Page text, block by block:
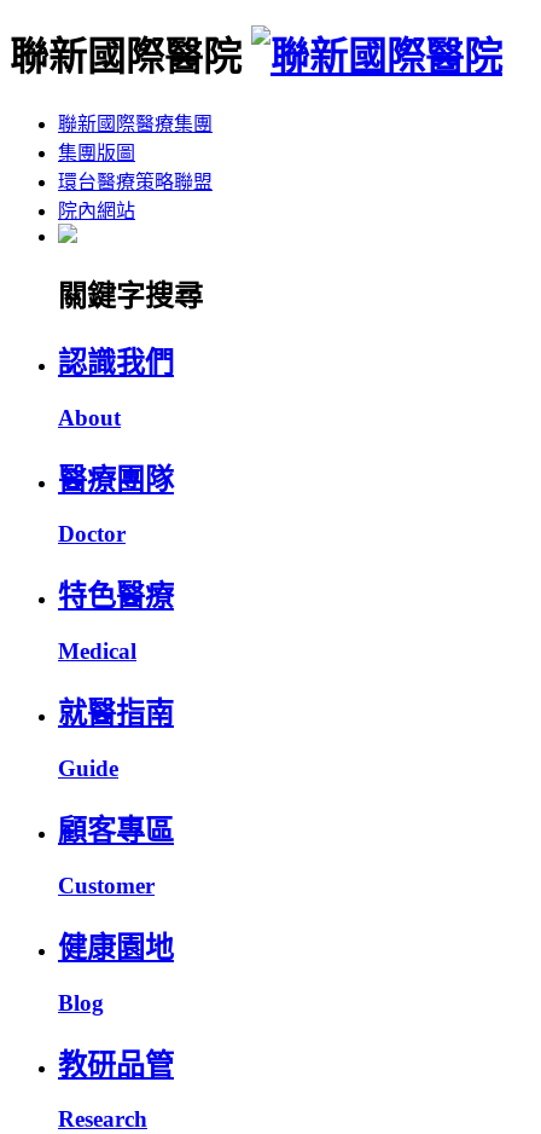
聯新國際醫院
聯新國際醫療集團
集團版圖
環台醫療策略聯盟
院內網站
關鍵字搜尋
認識我們
About
醫療團隊
Doctor
特色醫療
Medical
就醫指南
Guide
顧客專區
Customer
健康園地
Blog
教研品管
Research